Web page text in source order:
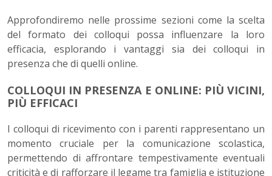
Approfondiremo nelle prossime sezioni come la scelta
del formato dei colloqui possa influenzare la loro
efficacia, esplorando i vantaggi sia dei colloqui in
presenza che di quelli online.
COLLOQUI IN PRESENZA E ONLINE: PIÙ VICINI,
PIÙ EFFICACI
I colloqui di ricevimento con i parenti rappresentano un
momento cruciale per la comunicazione scolastica,
permettendo di affrontare tempestivamente eventuali
criticità e di rafforzare il legame tra famiglia e istituzione